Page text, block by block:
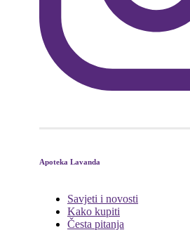
Apoteka Lavanda
Savjeti i novosti
Kako kupiti
Česta pitanja